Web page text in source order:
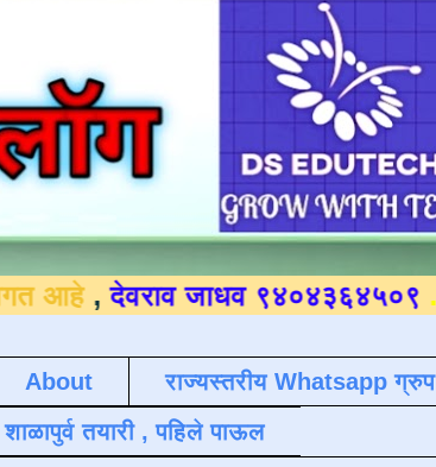
जाधव ९४०४३६४५०९ .
About
राज्यस्तरीय Whatsapp ग्रुप
शाळापुर्व तयारी , पहिले पाऊल